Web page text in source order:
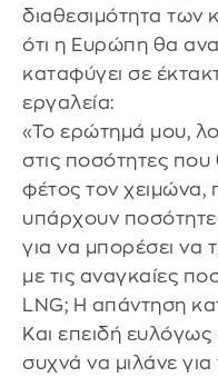
διαθεσιμότητα των
ότι η Ευρώπη θα
καταφύγει σε
εργαλεία:
«Το ερώτημά μου,
στις ποσότητες που
φέτος τον χειμώνα,
υπάρχουν
για να μπορέσει να
με τις αναγκαίες
LNG; Η απάντηση
Και επειδή
συχνά να μιλάνε